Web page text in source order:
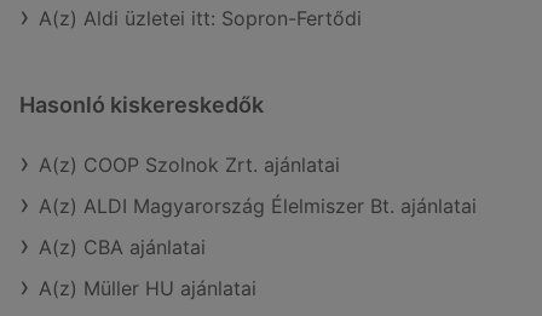
A(z) Aldi üzletei itt: Sopron-Fertődi
Hasonló kiskereskedők
A(z) COOP Szolnok Zrt. ajánlatai
A(z) ALDI Magyarország Élelmiszer Bt. ajánlatai
A(z) CBA ajánlatai
A(z) Müller HU ajánlatai